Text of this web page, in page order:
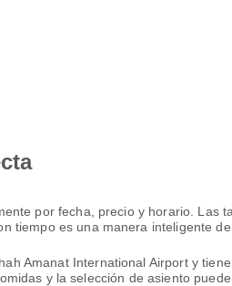
por fecha, precio y horario. Las
tiempo es una manera inteligente de
Amanat International Airport y
y la selección de asiento